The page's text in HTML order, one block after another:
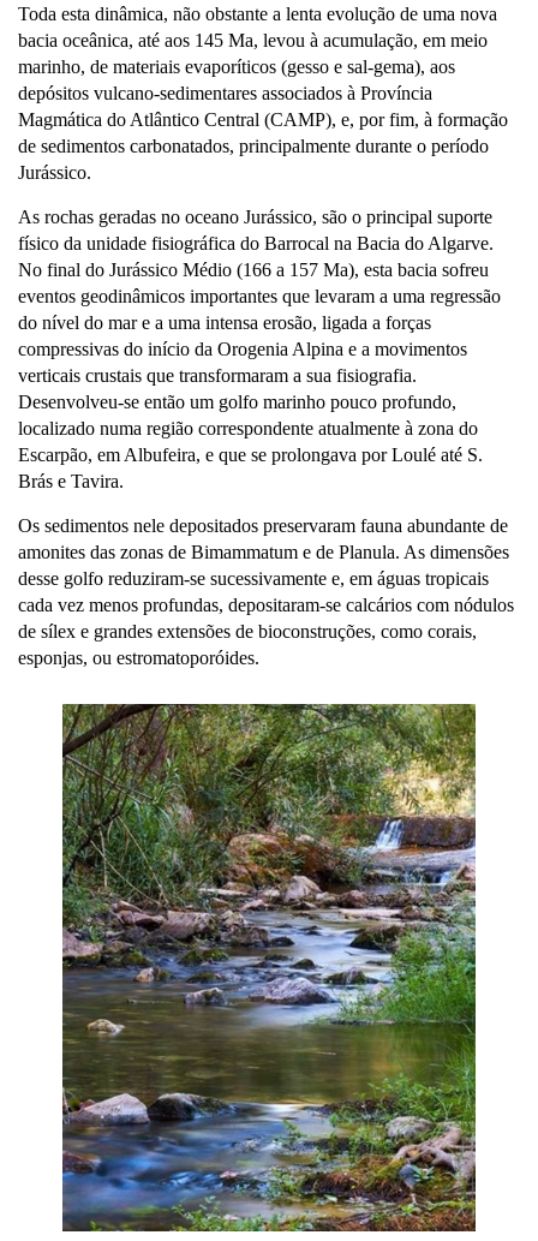
Toda esta dinâmica, não obstante a lenta evolução de uma nova
bacia oceânica, até aos 145 Ma, levou à acumulação, em meio
marinho, de materiais evaporíticos (gesso e sal-gema), aos
depósitos vulcano-sedimentares associados à Província
Magmática do Atlântico Central (CAMP), e, por fim, à formação
de sedimentos carbonatados, principalmente durante o período
Jurássico.
As rochas geradas no oceano Jurássico, são o principal suporte
físico da unidade fisiográfica do Barrocal na Bacia do Algarve.
No final do Jurássico Médio (166 a 157 Ma), esta bacia sofreu
eventos geodinâmicos importantes que levaram a uma regressão
do nível do mar e a uma intensa erosão, ligada a forças
compressivas do início da Orogenia Alpina e a movimentos
verticais crustais que transformaram a sua fisiografia.
Desenvolveu-se então um golfo marinho pouco profundo,
localizado numa região correspondente atualmente à zona do
Escarpão, em Albufeira, e que se prolongava por Loulé até S.
Brás e Tavira.
Os sedimentos nele depositados preservaram fauna abundante de
amonites das zonas de Bimammatum e de Planula. As dimensões
desse golfo reduziram-se sucessivamente e, em águas tropicais
cada vez menos profundas, depositaram-se calcários com nódulos
de sílex e grandes extensões de bioconstruções, como corais,
esponjas, ou estromatoporóides.